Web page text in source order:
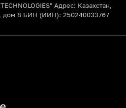
Адрес: Казахстан,
дом 8 БИН (ИИН): 250240033767